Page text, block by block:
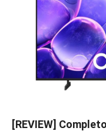
[REVIEW]